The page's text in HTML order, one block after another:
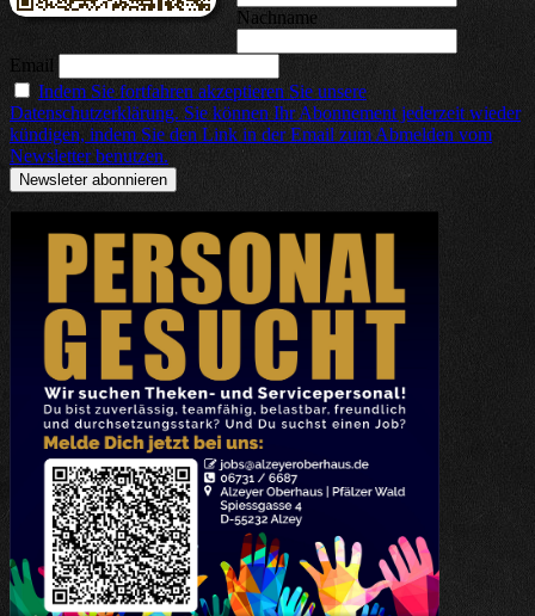
Nachname
Email
Indem Sie fortfahren akzeptieren Sie unsere
Datenschutzerklärung. Sie können Ihr Abonnement jederzeit wieder
kündigen, indem Sie den Link in der Email zum Abmelden vom
Newsletter benutzen.